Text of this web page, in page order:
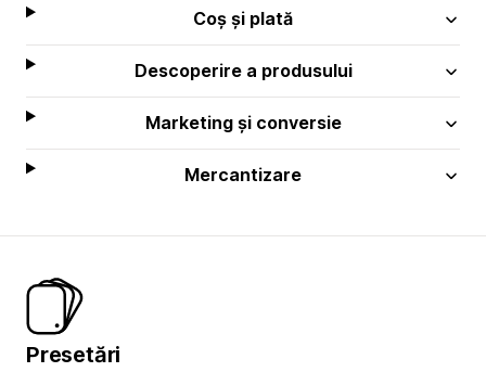
Coș și plată
Descoperire a produsului
Marketing și conversie
Mercantizare
Presetări